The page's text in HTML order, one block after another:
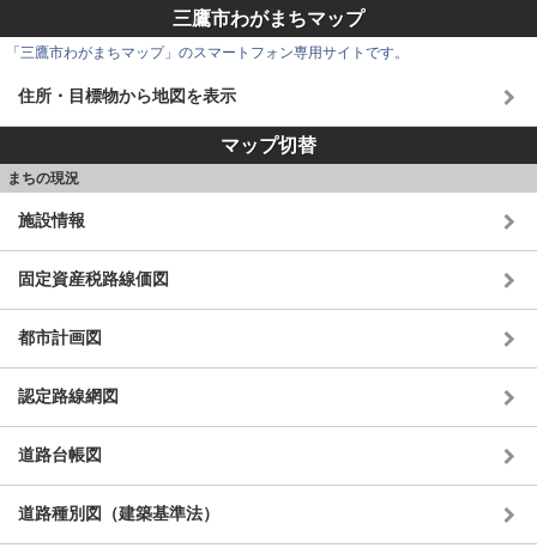
三鷹市わがまちマップ
「三鷹市わがまちマップ」のスマートフォン専用サイトです。
住所・目標物から地図を表示
マップ切替
まちの現況
施設情報
固定資産税路線価図
都市計画図
認定路線網図
道路台帳図
道路種別図（建築基準法）